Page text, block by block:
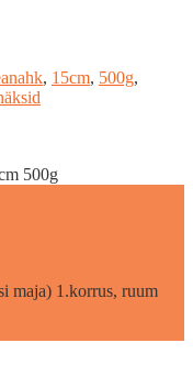
, 15cm, 500g,
500g
maja) 1.korrus, ruum